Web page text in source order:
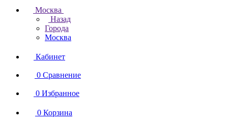
Москва
Назад
Города
Москва
Кабинет
0 Сравнение
0 Избранное
0 Корзина